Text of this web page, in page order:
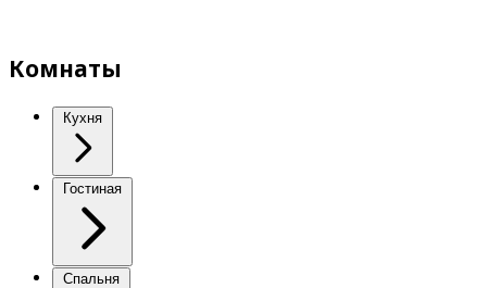
Комнаты
Кухня
Гостиная
Спальня